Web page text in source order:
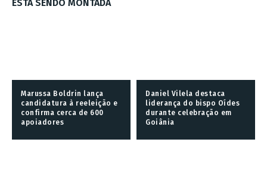
ESTÁ SENDO MONTADA
Marussa Boldrin lança
candidatura à reeleição e
confirma cerca de 600
apoiadores
Daniel Vilela destaca
liderança do bispo Oídes
durante celebração em
Goiânia